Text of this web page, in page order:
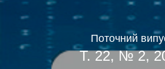
Поточний
Т. 22, № 2,